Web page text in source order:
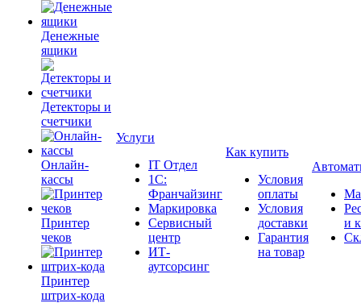
Денежные
ящики
Детекторы и
счетчики
Онлайн-
кассы
Принтер
чеков
Принтер
штрих-кода
Услуги
IT Отдел
1С:
Франчайзинг
Маркировка
Сервисный
центр
ИТ-
аутсорсинг
Как купить
Условия
оплаты
Условия
доставки
Гарантия
на товар
и